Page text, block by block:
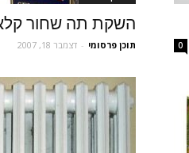
0
השקת תה שחור
תוכן פרסומי - דצמבר 18, 2007